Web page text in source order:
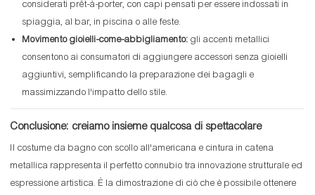
considerati prêt-à-porter, con capi pensati per essere indossati in
spiaggia, al bar, in piscina o alle feste.
Movimento gioielli-come-abbigliamento: gli accenti metallici
consentono ai consumatori di aggiungere accessori senza gioielli
aggiuntivi, semplificando la preparazione dei bagagli e
massimizzando l'impatto dello stile.
Conclusione: creiamo insieme qualcosa di spettacolare
Il costume da bagno con scollo all'americana e cintura in catena
metallica rappresenta il perfetto connubio tra innovazione strutturale ed
espressione artistica. È la dimostrazione di ciò che è possibile ottenere